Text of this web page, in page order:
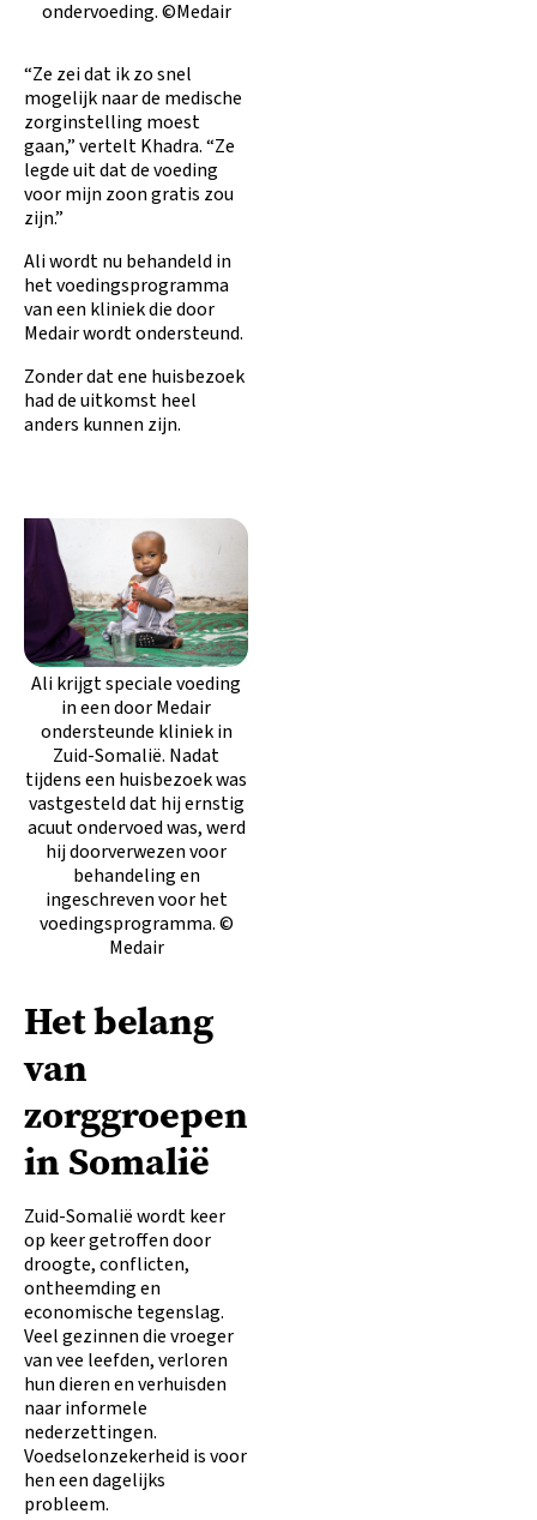
ondervoeding. ©Medair
“Ze zei dat ik zo snel
mogelijk naar de medische
zorginstelling moest
gaan,” vertelt Khadra. “Ze
legde uit dat de voeding
voor mijn zoon gratis zou
zijn.”
Ali wordt nu behandeld in
het voedingsprogramma
van een kliniek die door
Medair wordt ondersteund.
Zonder dat ene huisbezoek
had de uitkomst heel
anders kunnen zijn.
Ali krijgt speciale voeding
in een door Medair
ondersteunde kliniek in
Zuid-Somalië. Nadat
tijdens een huisbezoek was
vastgesteld dat hij ernstig
acuut ondervoed was, werd
hij doorverwezen voor
behandeling en
ingeschreven voor het
voedingsprogramma. ©
Medair
Het belang
van
zorggroepen
in Somalië
Zuid-Somalië wordt keer
op keer getroffen door
droogte, conflicten,
ontheemding en
economische tegenslag.
Veel gezinnen die vroeger
van vee leefden, verloren
hun dieren en verhuisden
naar informele
nederzettingen.
Voedselonzekerheid is voor
hen een dagelijks
probleem.